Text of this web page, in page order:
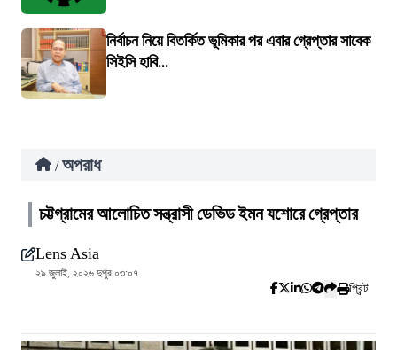
নির্বাচন নিয়ে বিতর্কিত ভূমিকার পর এবার গ্রেপ্তার সাবেক
সিইসি হাবি...
/ অপরাধ
চট্টগ্রামের আলোচিত সন্ত্রাসী ডেভিড ইমন যশোরে গ্রেপ্তার
Lens Asia
২৯ জুলাই, ২০২৬ দুপুর ০৩:০৭
প্রিন্ট